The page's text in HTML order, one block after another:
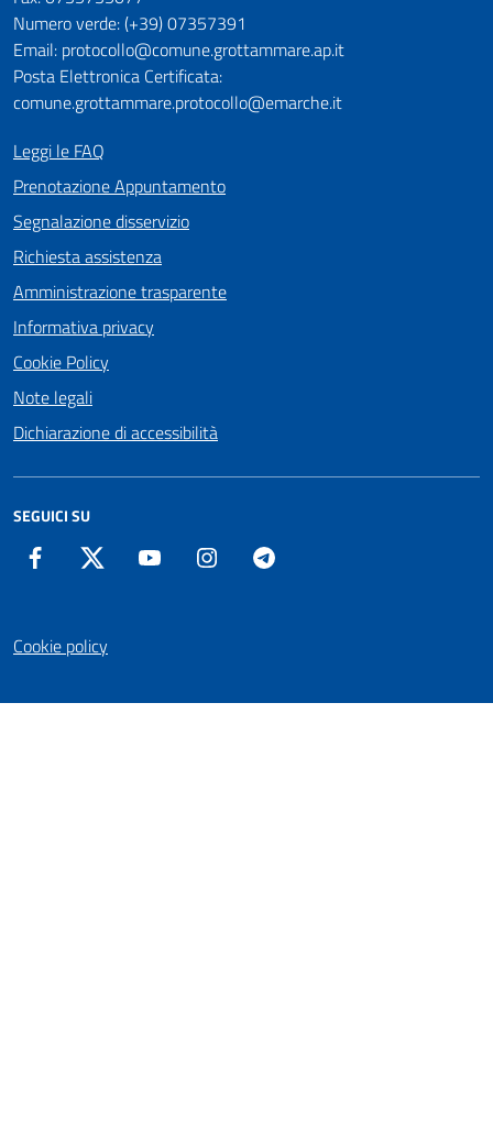
Numero verde: (+39) 07357391
Email: protocollo@comune.grottammare.ap.it
Posta Elettronica Certificata:
comune.grottammare.protocollo@emarche.it
Leggi le FAQ
Prenotazione Appuntamento
Segnalazione disservizio
Richiesta assistenza
Amministrazione trasparente
Informativa privacy
Cookie Policy
Note legali
Dichiarazione di accessibilità
SEGUICI SU
Facebook Twitter YouTube Instagram
Cookie policy